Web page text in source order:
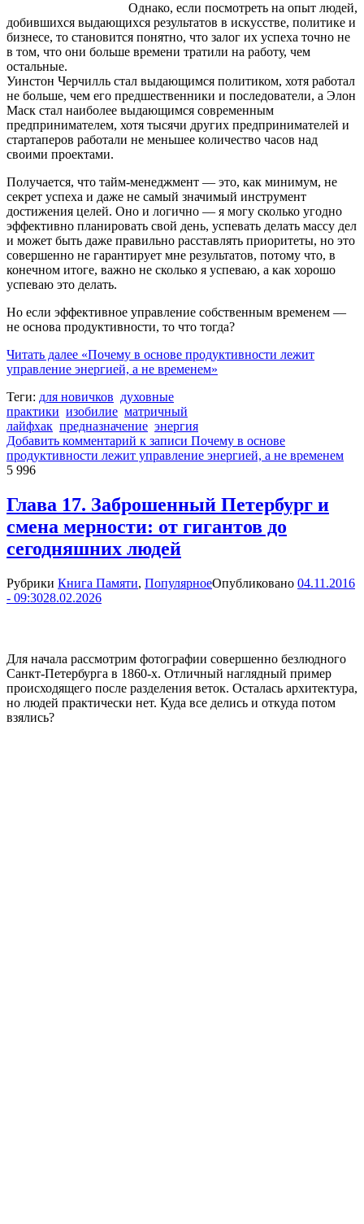
Однако, если посмотреть на опыт людей,
добившихся выдающихся результатов в искусстве, политике и
бизнесе, то становится понятно, что залог их успеха точно не
в том, что они больше времени тратили на работу, чем
остальные.
Уинстон Черчилль стал выдающимся политиком, хотя работал
не больше, чем его предшественники и последователи, а Элон
Маск стал наиболее выдающимся современным
предпринимателем, хотя тысячи других предпринимателей и
стартаперов работали не меньшее количество часов над
своими проектами.
Получается, что тайм-менеджмент — это, как минимум, не
секрет успеха и даже не самый значимый инструмент
достижения целей. Оно и логично — я могу сколько угодно
эффективно планировать свой день, успевать делать массу дел
и может быть даже правильно расставлять приоритеты, но это
совершенно не гарантирует мне результатов, потому что, в
конечном итоге, важно не сколько я успеваю, а как хорошо
успеваю это делать.
Но если эффективное управление собственным временем —
не основа продуктивности, то что тогда?
Читать далее «Почему в основе продуктивности лежит
управление энергией, а не временем»
Теги: для новичков духовные
практики изобилие матричный
лайфхак предназначение энергия
Добавить комментарий к записи Почему в основе
продуктивности лежит управление энергией, а не временем
5 996
Глава 17. Заброшенный Петербург и
смена мерности: от гигантов до
сегодняшних людей
Рубрики Книга Памяти, ПопулярноеОпубликовано 04.11.2016
- 09:3028.02.2026
Для начала рассмотрим фотографии совершенно безлюдного
Санкт-Петербурга в 1860-х. Отличный наглядный пример
происходящего после разделения веток. Осталась архитектура,
но людей практически нет. Куда все делись и откуда потом
взялись?